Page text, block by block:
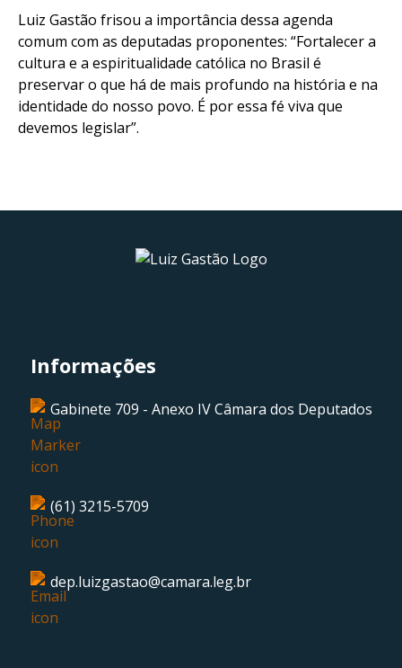
Luiz Gastão frisou a importância dessa agenda
comum com as deputadas proponentes: “Fortalecer a
cultura e a espiritualidade católica no Brasil é
preservar o que há de mais profundo na história e na
identidade do nosso povo. É por essa fé viva que
devemos legislar”.
Informações
Gabinete 709 - Anexo IV Câmara dos Deputados
(61) 3215-5709
dep.luizgastao@camara.leg.br